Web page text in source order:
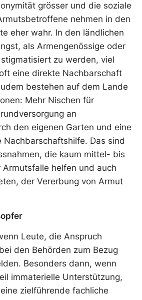
grösser und die soziale
nehmen in den
eher wahr. In den ländlichen
als Armengenössige oder
zu werden, viel
eine direkte Nachbarschaft
bestehen auf dem Lande
Mehr Nischen für
an
den eigenen Garten und eine
Nachbarschaftshilfe. Das sind
die kaum mittel- bis
helfen und auch
der Vererbung von Armut
Leute, die Anspruch
den Behörden zum Bezug
Besonders dann, wenn
immaterielle Unterstützung,
zielführende fachliche